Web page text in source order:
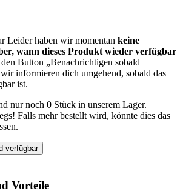
Leider haben wir momentan keine
wann dieses Produkt wieder verfügbar
Button „Benachrichtigen sobald
informieren dich umgehend, sobald das
ist.
nur noch 0 Stück in unserem Lager.
Falls mehr bestellt wird, könnte dies das
verfügbar
Vorteile